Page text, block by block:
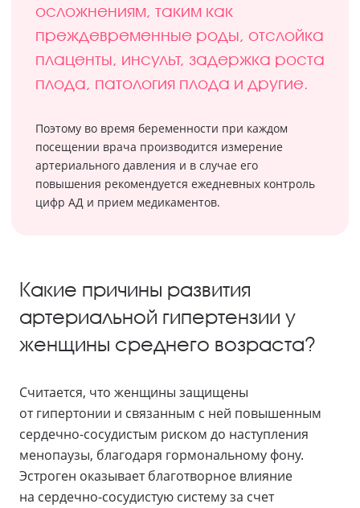
осложнениям, таким как
преждевременные роды, отслойка
плаценты, инсульт, задержка роста
плода, патология плода и другие.
Поэтому во время беременности при каждом
посещении врача производится измерение
артериального давления и в случае его
повышения рекомендуется ежедневных контроль
цифр АД и прием медикаментов.
Какие причины развития
артериальной гипертензии у
женщины среднего возраста?
Считается, что женщины защищены
от гипертонии и связанным с ней повышенным
сердечно-сосудистым риском до наступления
менопаузы, благодаря гормональному фону.
Эстроген оказывает благотворное влияние
на сердечно-сосудистую систему за счет